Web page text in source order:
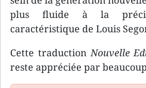
plus fluide à la
caractéristique de Louis
Cette traductionNouvelle
reste appréciée par